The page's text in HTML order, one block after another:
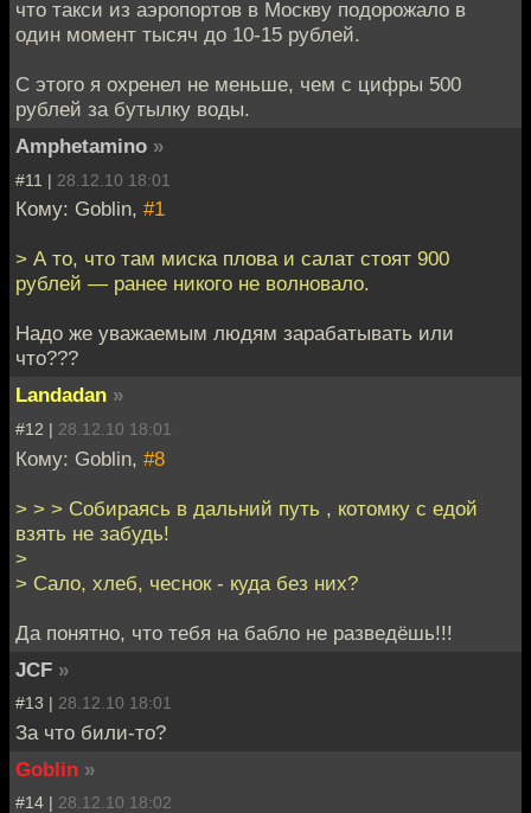
что такси из аэропортов в Москву подорожало в
один момент тысяч до 10-15 рублей.
С этого я охренел не меньше, чем с цифры 500
рублей за бутылку воды.
Amphetamino »
#11 | 28.12.10 18:01
Кому: Goblin, #1
> А то, что там миска плова и салат стоят 900
рублей — ранее никого не волновало.
Надо же уважаемым людям зарабатывать или
что???
Landadan »
#12 | 28.12.10 18:01
Кому: Goblin, #8
> > > Собираясь в дальний путь , котомку с едой
взять не забудь!
>
> Сало, хлеб, чеснок - куда без них?
Да понятно, что тебя на бабло не разведёшь!!!
JCF »
#13 | 28.12.10 18:01
За что били-то?
Goblin »
#14 | 28.12.10 18:02